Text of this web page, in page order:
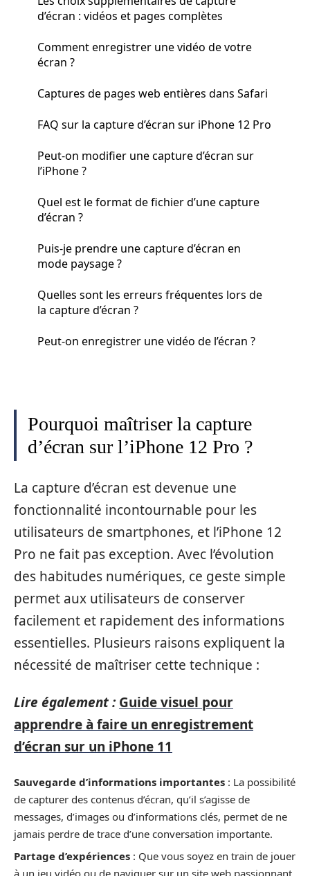
d’écran : vidéos et pages complètes
Comment enregistrer une vidéo de votre
écran ?
Captures de pages web entières dans Safari
FAQ sur la capture d’écran sur iPhone 12 Pro
Peut-on modifier une capture d’écran sur
l’iPhone ?
Quel est le format de fichier d’une capture
d’écran ?
Puis-je prendre une capture d’écran en
mode paysage ?
Quelles sont les erreurs fréquentes lors de
la capture d’écran ?
Peut-on enregistrer une vidéo de l’écran ?
Pourquoi maîtriser la capture
d’écran sur l’iPhone 12 Pro ?
La capture d’écran est devenue une
fonctionnalité incontournable pour les
utilisateurs de smartphones, et l’iPhone 12
Pro ne fait pas exception. Avec l’évolution
des habitudes numériques, ce geste simple
permet aux utilisateurs de conserver
facilement et rapidement des informations
essentielles. Plusieurs raisons expliquent la
nécessité de maîtriser cette technique :
Lire également : Guide visuel pour
apprendre à faire un enregistrement
d’écran sur un iPhone 11
Sauvegarde d’informations importantes : La possibilité
de capturer des contenus d’écran, qu’il s’agisse de
messages, d’images ou d’informations clés, permet de ne
jamais perdre de trace d’une conversation importante.
Partage d’expériences : Que vous soyez en train de jouer
à un jeu vidéo ou de naviguer sur un site web passionnant,